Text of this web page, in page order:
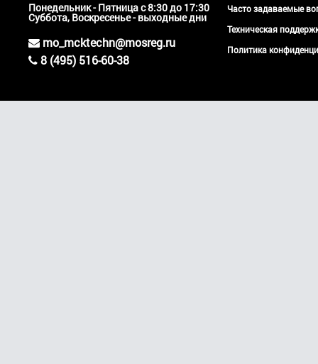
Понедельник - Пятница с 8:30 до 17:30
Суббота, Воскресенье - выходные дни
mo_mcktechn@mosreg.ru
8 (495) 516-60-38
Часто задаваемые
Техническая
Политика